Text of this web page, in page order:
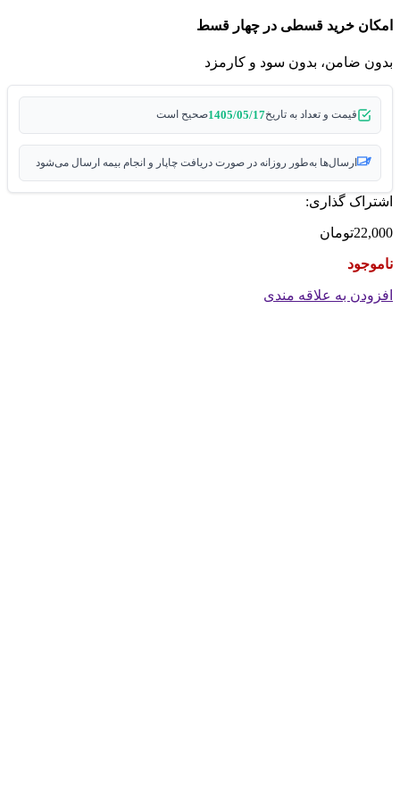
امکان خرید قسطی در چهار قسط
بدون ضامن، بدون سود و کارمزد
قیمت و تعداد به تاریخ1405/05/17صحیح است
ارسال‌ها به‌طور روزانه در صورت دریافت چاپار و انجام بیمه ارسال می‌شود
اشتراک گذاری:
22,000تومان
ناموجود
افزودن به علاقه مندی